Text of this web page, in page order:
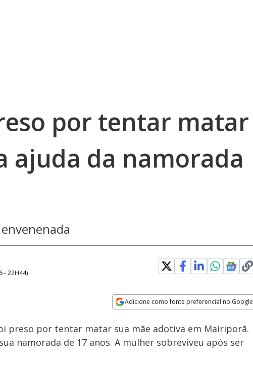
por tentar matar
ajuda da namorada
- 22H44)
Adicione como fonte preferencial no Google
pessoas na rua é procurada
pela GCM em Guarulhos (SP)
Velocidade
preso por tentar matar sua mãe adotiva em Mairiporã.
namorada de 17 anos. A mulher sobreviveu após ser